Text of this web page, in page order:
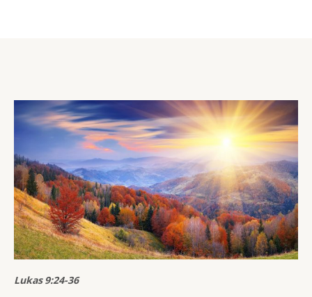
Lukas 9:24-36